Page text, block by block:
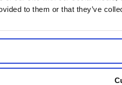
to them or that they’ve